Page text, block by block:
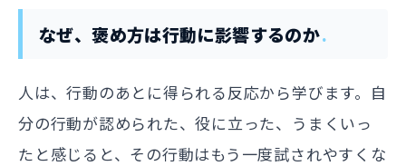
なぜ、褒め方は行動に影響するのか
人は、行動のあとに得られる反応から学びます。自
分の行動が認められた、役に立った、うまくいっ
たと感じると、その行動はもう一度試されやすくな